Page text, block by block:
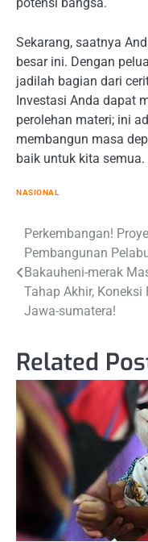
potensi bangsa.
Sekarang, saatnya
besar ini. Dengan
jadilah bagian dari
Investasi Anda dapat
perolehan materi; ini
membangun masa
baik untuk kita
NASIONAL
Post
navigation
Perkembangan!
Pembangunan
Bakauheni-merak
Tahap Akhir, Koneksi
Jawa-sumatera!
Related